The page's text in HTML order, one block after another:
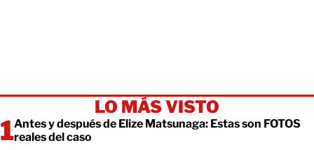
LO MÁS VISTO
Antes y después de Elize Matsunaga: Estas son FOTOS
reales del caso